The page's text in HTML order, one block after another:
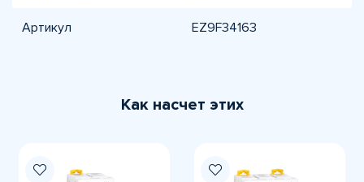
Артикул EZ9F34163
Как насчет этих